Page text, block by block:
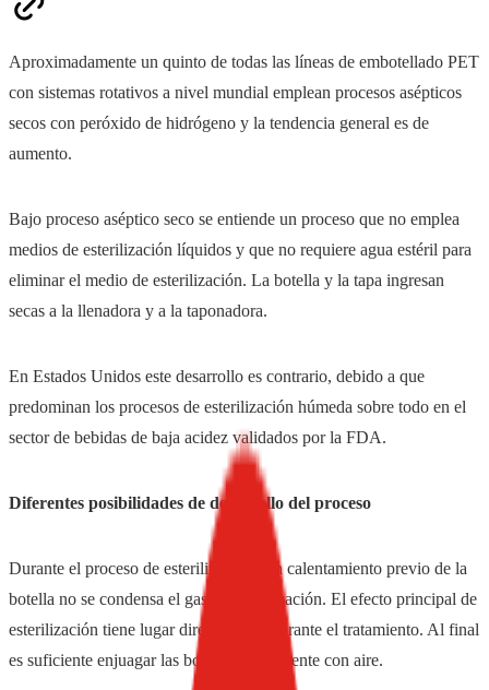
Aproximadamente un quinto de todas las líneas de embotellado PET
con sistemas rotativos a nivel mundial emplean procesos asépticos
secos con peróxido de hidrógeno y la tendencia general es de
aumento.
Bajo proceso aséptico seco se entiende un proceso que no emplea
medios de esterilización líquidos y que no requiere agua estéril para
eliminar el medio de esterilización. La botella y la tapa ingresan
secas a la llenadora y a la taponadora.
En Estados Unidos este desarrollo es contrario, debido a que
predominan los procesos de esterilización húmeda sobre todo en el
sector de bebidas de baja acidez validados por la FDA.
Diferentes posibilidades de desarrollo del proceso
Durante el proceso de esterilización con calentamiento previo de la
botella no se condensa el gas de esterilización. El efecto principal de
esterilización tiene lugar directamente durante el tratamiento. Al final
es suficiente enjuagar las botellas brevemente con aire.